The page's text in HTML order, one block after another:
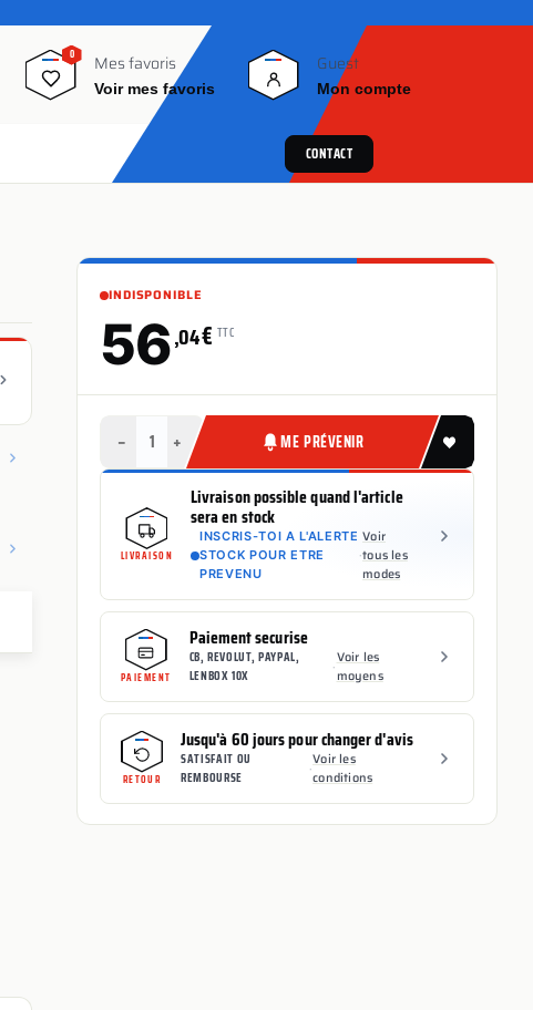
00 Mes favoris
Voir mes favoris
Guest
Mon compte
CONTACT
INDISPONIBLE
56,04€ TTC
− + ME PRÉVENIR
LIVRAISON
Livraison possible quand l'article
sera en stock
INSCRIS-TOI A L'ALERTE
STOCK POUR ETRE
PREVENU
·
Voir
tous les
modes
PAIEMENT
Paiement securise
CB, REVOLUT, PAYPAL,
LENBOX 10X
·Voir les
moyens
RETOUR
Jusqu'à 60 jours pour changer d'avis
SATISFAIT OU
REMBOURSE
·Voir les
conditions